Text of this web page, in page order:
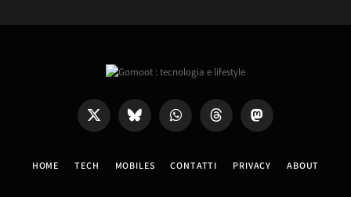
X
Bluesky WhatsAppThreads Mastodon
HOME TECH MOBILES CONTATTI PRIVACY ABOUT